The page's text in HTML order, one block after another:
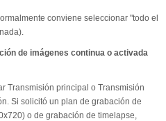
conviene seleccionar "todo el
de imágenes continua o activada
Transmisión principal o Transmisión
Si solicitó un plan de grabación de
o de grabación de timelapse,